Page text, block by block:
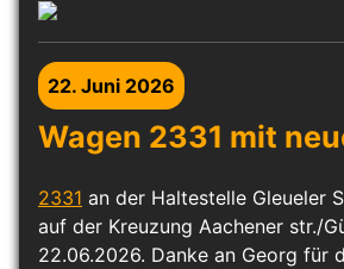
22. Juni 2026
Wagen 2331 mit
2331 an der Haltestelle Gleueler
auf der Kreuzung Aachener str./
22.06.2026. Danke an Georg für